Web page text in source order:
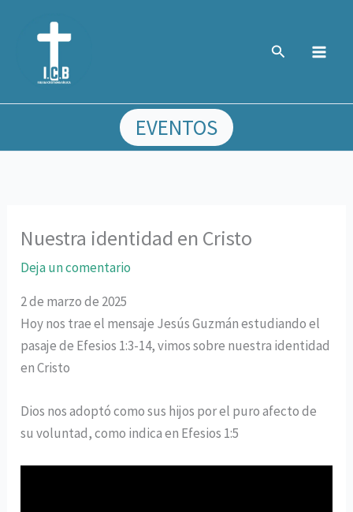
Buscar
EVENTOS
Nuestra identidad en Cristo
Deja un comentario
2 de marzo de 2025
Hoy nos trae el mensaje Jesús Guzmán estudiando el
pasaje de Efesios 1:3-14, vimos sobre nuestra identidad
en Cristo
Dios nos adoptó como sus hijos por el puro afecto de
su voluntad, como indica en Efesios 1:5